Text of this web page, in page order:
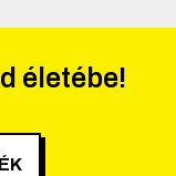
életébe!